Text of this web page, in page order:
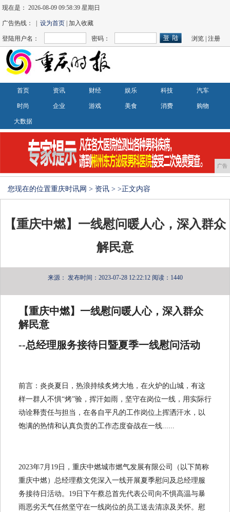
现在是：2026-08-09 09:58:40 星期日
广告热线： |设为首页 | 加入收藏
登陆用户名： 密码： 浏览 |注册
首页 资讯 财经 娱乐 科技 汽车
时尚 企业 游戏 美食 消费 购物
大数据
广告
您现在的位置重庆时讯网 > 资讯 > >正文内容
【重庆中燃】一线慰问暖人心，深入群众
解民意
来源： 发布时间：2023-07-28 12:22:12 阅读：1440
【重庆中燃】一线慰问暖人心，深入群众
解民意
--总经理服务接待日暨夏季一线慰问活动
前言：炎炎夏日，热浪持续炙烤大地，在火炉的山城，有这
样一群人不惧“烤”验，挥汗如雨，坚守在岗位一线，用实际行
动诠释责任与担当，在各自平凡的工作岗位上挥洒汗水，以
饱满的热情和认真负责的工作态度奋战在一线......
2023年7月19日，重庆中燃城市燃气发展有限公司（以下简称
重庆中燃）总经理蔡文凭深入一线开展夏季慰问及总经理服
务接待日活动。19日下午蔡总首先代表公司向不惧高温与暴
雨恶劣天气任然坚守在一线岗位的员工送去清凉及关怀。慰